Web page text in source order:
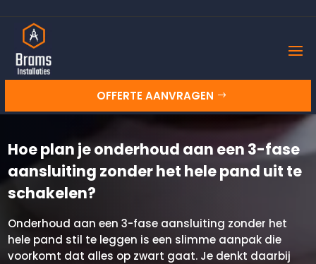
OFFERTE AANVRAGEN
Hoe plan je onderhoud aan een 3-fase
aansluiting zonder het hele pand uit te
schakelen?
Onderhoud aan een 3-fase aansluiting zonder het
hele pand stil te leggen is een slimme aanpak die
voorkomt dat alles op zwart gaat.​ Je denkt daarbij